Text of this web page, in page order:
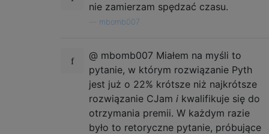
nie zamierzam spędzać czasu.
mbomb007
@ mbomb007 Miałem na myśli to
pytanie, w którym rozwiązanie Pyth
jest już o 22% krótsze niż najkrótsze
rozwiązanie CJam i kwalifikuje się do
otrzymania premii. W każdym razie
było to retoryczne pytanie, próbujące